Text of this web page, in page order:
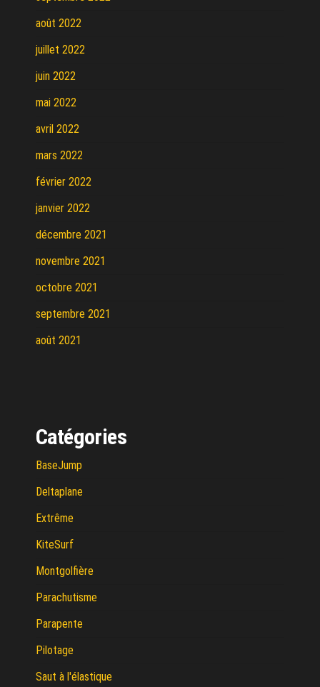
août 2022
juillet 2022
juin 2022
mai 2022
avril 2022
mars 2022
février 2022
janvier 2022
décembre 2021
novembre 2021
octobre 2021
septembre 2021
août 2021
Catégories
BaseJump
Deltaplane
Extrême
KiteSurf
Montgolfière
Parachutisme
Parapente
Pilotage
Saut à l'élastique